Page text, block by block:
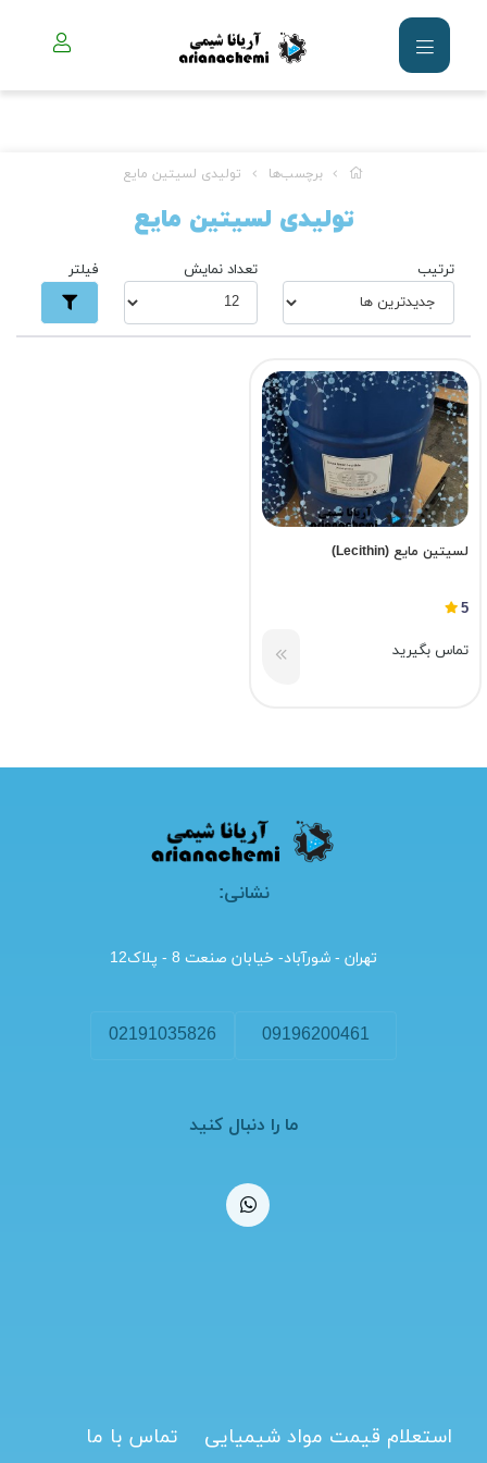
برچسب‌ها تولیدی لسیتین مایع
تولیدی لسیتین مایع
ترتیب تعداد نمایش فیلتر
لسیتین مایع (Lecithin)
5
تماس بگیرید
نشانی:
تهران - شورآباد- خیابان صنعت 8 - پلاک12
09196200461
02191035826
ما را دنبال کنید
استعلام قیمت مواد شیمیایی تماس با ما